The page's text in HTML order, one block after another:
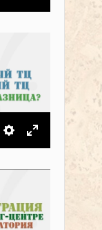
звук
PIP На весь
звук
Настройки
На весь